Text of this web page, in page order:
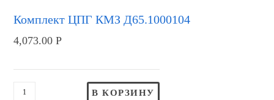
Комплект ЦПГ КМЗ Д65.1000104
4,073.00Р
В КОРЗИНУ